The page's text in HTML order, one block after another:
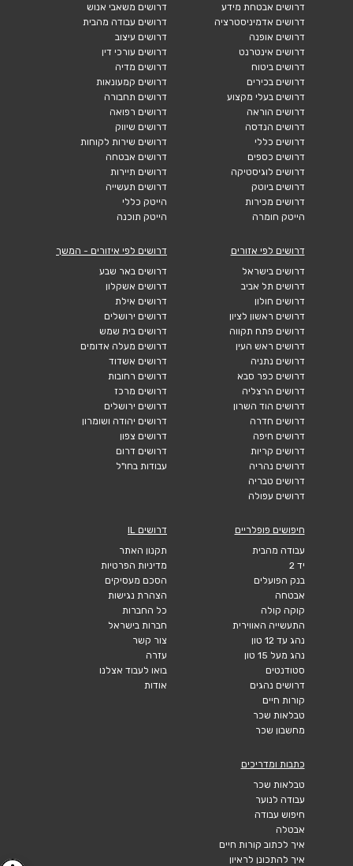
דרושים אבטחת מידע
דרושים אדמיניסטרציה
דרושים אופנה
דרושים אינטרנט
דרושים ביטוח
דרושים בכירים
דרושים בעלי מקצוע
דרושים הוראה
דרושים הנדסה
דרושים כללי
דרושים כספים
דרושים לוגיסטיקה
דרושים ביוטק
דרושים מכירות
הייטק חומרה
דרושים משאבי אנוש
דרושים עבודה מהבית
דרושים עיצוב
דרושים עורכי דין
דרושים מדיה
דרושים קמעונאות
דרושים תחבורה
דרושים רפואה
דרושים שיווק
דרושים שירות לקוחות
דרושים אבטחה
דרושים תיירות
דרושים תעשייה
הייטק כללי
הייטק תוכנה
דרושים לפי אזורים
דרושים בישראל
דרושים תל אביב
דרושים חולון
דרושים ראשון לציון
דרושים פתח תקווה
דרושים ראש העין
דרושים נתניה
דרושים כפר סבא
דרושים הרצליה
דרושים הוד השרון
דרושים חדרה
דרושים חיפה
דרושים קריות
דרושים נהריה
דרושים טבריה
דרושים עפולה
דרושים לפי איזורים - המשך
דרושים באר שבע
דרושים אשקלון
דרושים אילת
דרושים ירושלים
דרושים בית שמש
דרושים מעלה אדומים
דרושים אשדוד
דרושים רחובות
דרושים מרכז
דרושים ירושלים
דרושים יהודה ושומרון
דרושים צפון
דרושים דרום
עבודות בחו"ל
חיפושים פופלריים
עבודה מהבית
יד 2
בנק הפועלים
אבטחה
קוקה קולה
התעשייה האווירית
נהג עד 12 טון
נהג מעל 15 טון
סטודנטים
דרושים נהגים
קורות חיים
טבלאות שכר
מחשבון שכר
דרושים IL
תקנון האתר
מדיניות הפרטיות
הסכם מעסיקים
הצהרת נגישות
כל החברות
חברות בישראל
צור קשר
עזרה
בואו לעבוד אצלנו
אודות
כתבות ומדריכים
טבלאות שכר
עבודה לנוער
חיפוש עבודה
אבטלה
איך לכתוב קורות חיים
איך להתכונן לראיון